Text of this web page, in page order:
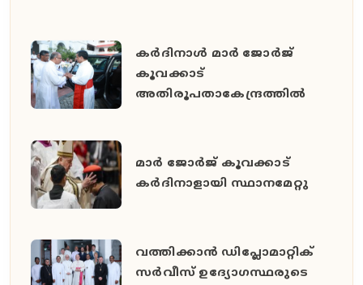
കർദിനാൾ മാർ ജോർജ്
കൂവക്കാട്
അതിരൂപതാകേന്ദ്രത്തിൽ
മാർ ജോർജ് കൂവക്കാട്
കർദിനാളായി സ്ഥാനമേറ്റു
വത്തിക്കാൻ ഡിപ്ലോമാറ്റിക്
സർവീസ് ഉദ്യോഗസ്ഥരുടെ